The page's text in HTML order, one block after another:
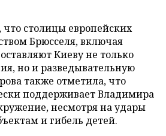
столицы европейских
Брюсселя, включая
Киеву не только
но и разведывательную
также отметила, что
поддерживает Владимира
несмотря на удары
и гибель детей.